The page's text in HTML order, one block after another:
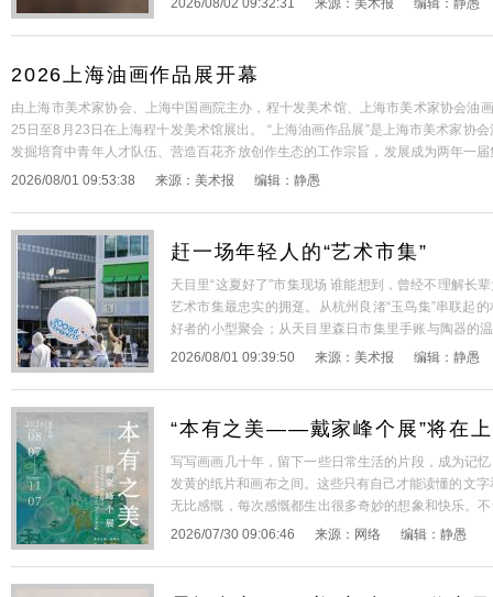
2026/08/02 09:32:31 来源： 美术报 编辑： 静愚
2026上海油画作品展开幕
由上海市美术家协会、上海中国画院主办，程十发美术馆、上海市美术家协会油
25日至8月23日在上海程十发美术馆展出。 “上海油画作品展”是上海市美术家协
发掘培育中青年人才队伍、营造百花齐放创作生态的工作宗旨，发展成为两年一
交流的重要平台。 “2026上海油画作品展”，旨在围绕纪念中国工农红军长征胜利
2026/08/01 09:53:38 来源： 美术报 编辑： 静愚
赶一场年轻人的“艺术市集”
天目里“这夏好了”市集现场 谁能想到，曾经不理解长
艺术市集最忠实的拥趸。从杭州良渚“玉鸟集”串联起
好者的小型聚会；从天目里森日市集里手账与陶器的
的热烈沸腾,市集早已不是单纯的买卖场所，而是一代
2026/08/01 09:39:50 来源： 美术报 编辑： 静愚
“本有之美——戴家峰个展”将在
写写画画几十年，留下一些日常生活的片段，成为记
发黄的纸片和画布之间。这些只有自己才能读懂的文
无比感慨，每次感慨都生出很多奇妙的想象和快乐。
现，那是当下的我。 人有时活了半辈子，可能才明白
2026/07/30 09:06:46 来源： 网络 编辑： 静愚